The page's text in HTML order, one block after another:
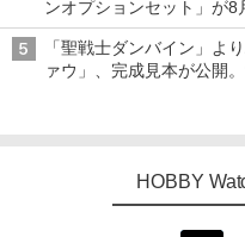
ンオプションセット」が8
「聖戦士ダンバイン」よ
ァウ」、完成見本が公開
HOBBY